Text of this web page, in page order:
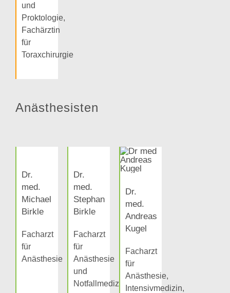
und
Proktologie,
Fachärztin
für
Toraxchirurgie
Anästhesisten
Dr.
med.
Michael
Birkle
Facharzt
für
Anästhesie
Dr.
med.
Stephan
Birkle
Facharzt
für
Anästhesie
und
Notfallmedizin
Dr.
med.
Andreas
Kugel
Facharzt
für
Anästhesie,
Intensivmedizin,